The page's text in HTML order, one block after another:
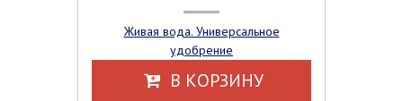
Живая вода. Универсальное
удобрение
В КОРЗИНУ